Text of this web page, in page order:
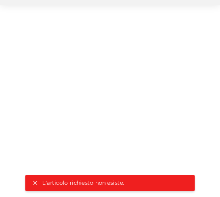
L'articolo richiesto non esiste.